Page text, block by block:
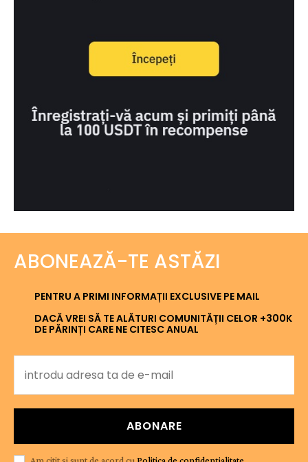
ABONEAZĂ-TE ASTĂZI
PENTRU A PRIMI INFORMAȚII EXCLUSIVE PE MAIL
DACĂ VREI SĂ TE ALĂTURI COMUNITĂȚII CELOR +300K
DE PĂRINȚI CARE NE CITESC ANUAL
ABONARE